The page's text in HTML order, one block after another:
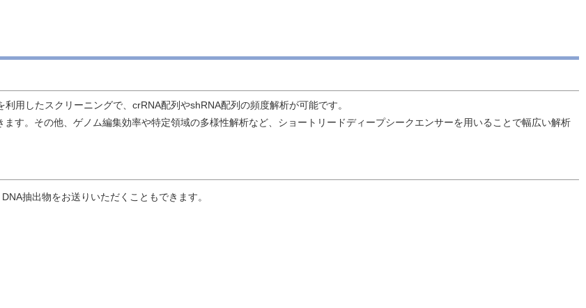
用したスクリーニングで、crRNA配列やshRNA配列の頻度解析が可能です。
す。その他、ゲノム編集効率や特定領域の多様性解析など、ショートリードディープシークエンサーを用いることで幅広い解析
抽出物をお送りいただくこともできます。